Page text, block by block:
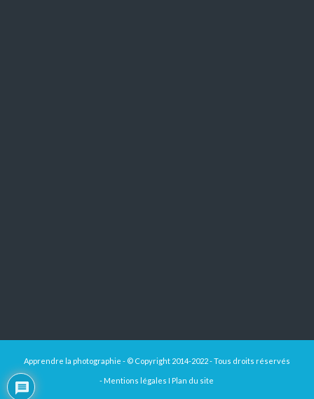
Apprendre la photographie - © Copyright 2014-2022 - Tous droits réservés
- Mentions légales I Plan du site